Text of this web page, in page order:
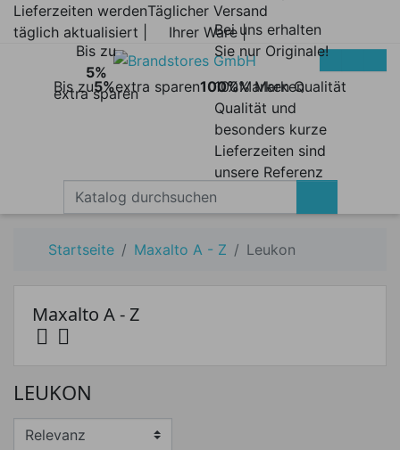
Lieferzeiten werden
täglich aktualisiert |
Täglicher Versand
Ihrer Ware |
Bis zu5%extra sparen
Bis zu
5%
extra sparen
100%Marken Qualität
Bei uns erhalten
Sie nur Originale!
100% Marken
Qualität und
besonders kurze
Lieferzeiten sind
unsere Referenz
Startseite Maxalto A - Z Leukon
Preis von
Maxalto A - Z
 
LEUKON